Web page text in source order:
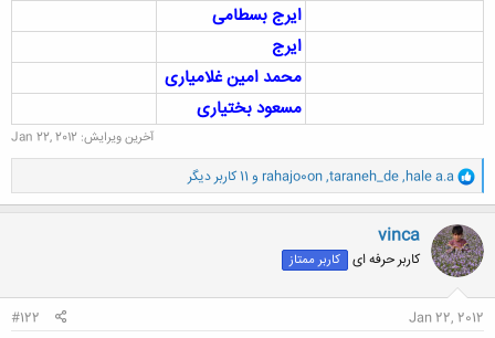
ایرج بسطامی
ایرج
محمد امین غلامیاری
مسعود بختیاری
آخرین ویرایش: Jan 22, 2012
و
ا
ک
ن
ش
ه
ا
hale a.a
,
taraneh_de
,
rahajo0on و 11 کاربر دیگر
vinca
کاربر حرفه ای کاربر ممتاز
Jan 22, 2012
#122